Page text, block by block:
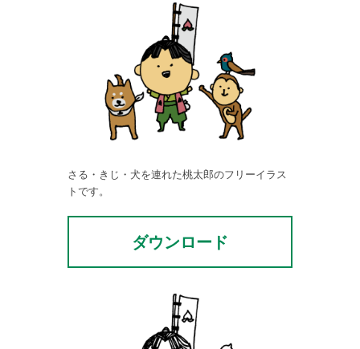
さる・きじ・犬を連れた桃太郎のフリーイラス
トです。
ダウンロード